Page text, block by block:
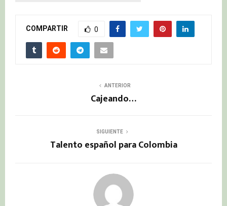
COMPARTIR 0
ANTERIOR
Cajeando…
SIGUIENTE
Talento español para Colombia